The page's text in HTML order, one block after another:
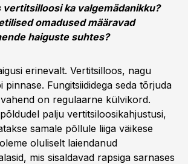
vertitsilloosi ka valgemädanikku?
omadused määravad
haiguste suhtes?
erinevalt. Vertitsilloos, nagu
pinnase. Fungitsiididega seda tõrjuda
on regulaarne külvikord.
palju vertitsiloosikahjustusi,
samale põllule liiga väikese
oluliselt laiendanud
mis sisaldavad rapsiga sarnases